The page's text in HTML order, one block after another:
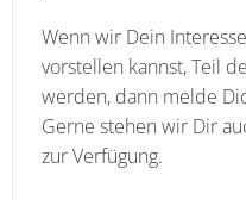
Wenn wir Dein
vorstellen kannst, Teil
werden, dann melde
Gerne stehen wir Dir
zur Verfügung.